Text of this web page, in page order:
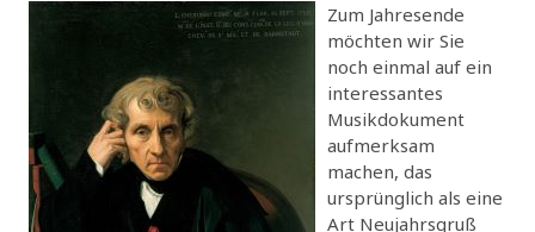
Zum Jahresende
möchten wir Sie
noch einmal auf ein
interessantes
Musikdokument
aufmerksam
machen, das
ursprünglich als eine
Art Neujahrsgruß